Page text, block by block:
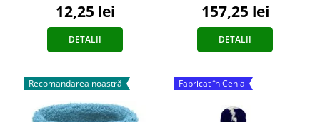
12,25 lei
DETALII
157,25 lei
DETALII
Recomandarea noastră Fabricat în Cehia